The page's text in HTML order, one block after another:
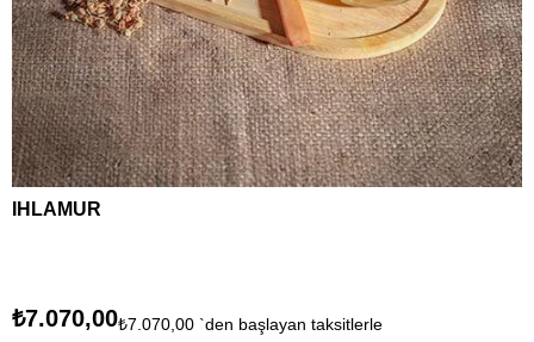
IHLAMUR
₺7.070,00₺7.070,00 `den başlayan taksitlerle